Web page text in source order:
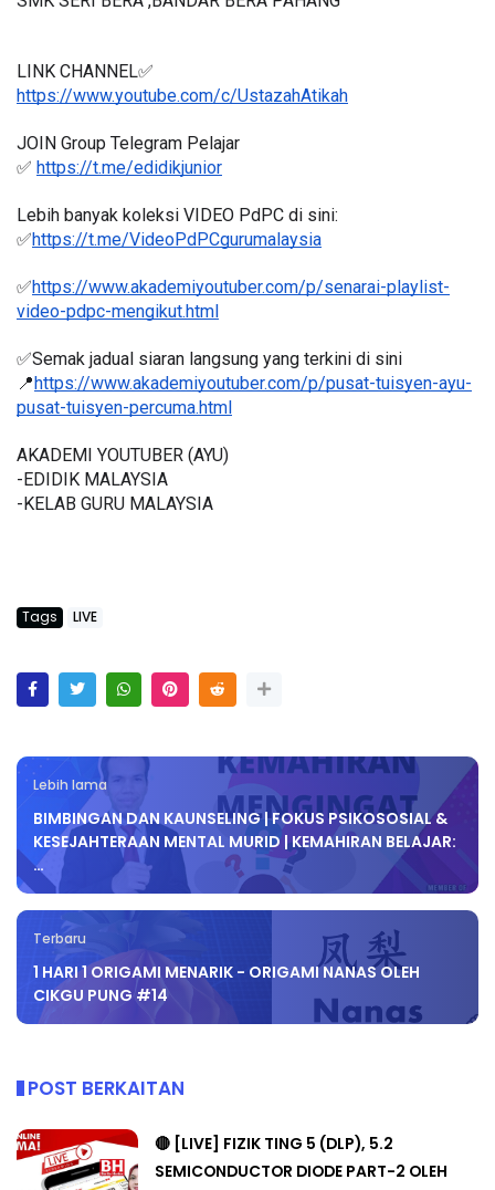
LINK CHANNEL✅
https://www.youtube.com/c/UstazahAtikah
JOIN Group Telegram Pelajar
✅ https://t.me/edidikjunior
Lebih banyak koleksi VIDEO PdPC di sini:
✅https://t.me/VideoPdPCgurumalaysia
✅https://www.akademiyoutuber.com/p/senarai-playlist-
video-pdpc-mengikut.html
✅Semak jadual siaran langsung yang terkini di sini
📍https://www.akademiyoutuber.com/p/pusat-tuisyen-ayu-
pusat-tuisyen-percuma.html
AKADEMI YOUTUBER (AYU)
-EDIDIK MALAYSIA
-KELAB GURU MALAYSIA
Tags LIVE
Lebih lama
BIMBINGAN DAN KAUNSELING | FOKUS PSIKOSOSIAL &
KESEJAHTERAAN MENTAL MURID | KEMAHIRAN BELAJAR:
…
Terbaru
1 HARI 1 ORIGAMI MENARIK - ORIGAMI NANAS OLEH
CIKGU PUNG #14
POST BERKAITAN
🔴 [LIVE] FIZIK TING 5 (DLP), 5.2
SEMICONDUCTOR DIODE PART-2 OLEH